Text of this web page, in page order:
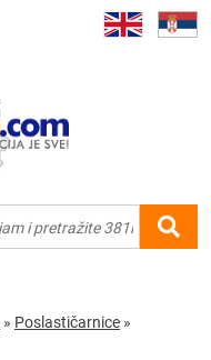
» Poslastičarnice »